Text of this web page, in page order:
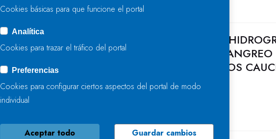
LA CONFEDERACIÓN
AYUNTAMIENTO DE
CONSERVACIÓN DE LOS
Cookies básicas para que funcione el portal
Analítica
Cookies para trazar el tráfico del portal
Preferencias
Cookies para configurar ciertos aspectos del portal de modo
individual
Aceptar todo Guardar cambios